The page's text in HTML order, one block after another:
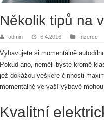
Několik tipů na
admin 6.4.2016 Inzerce
Vybavujete si momentálně
Pokud ano, neměli byste kromě
jež dokážou veškeré činnosti
momentálně ve vaší výbavě
Kvalitní